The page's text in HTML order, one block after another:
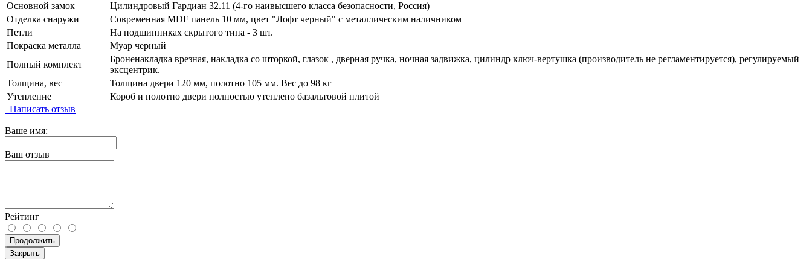
Основной замок
Цилиндровый Гардиан 32.11 (4-го наивысшего класса безопасности, Россия)
Отделка снаружи
Современная MDF панель 10 мм, цвет "Лофт черный" с металлическим наличником
Петли
На подшипниках скрытого типа - 3 шт.
Покраска металла
Муар черный
Полный комплект
Броненакладка врезная, накладка со шторкой, глазок , дверная ручка, ночная задвижка, цилиндр ключ-вертушка (производитель не регламентируется), регулируемый
эксцентрик.
Толщина, вес
Толщина двери 120 мм, полотно 105 мм. Вес до 98 кг
Утепление
Короб и полотно двери полностью утеплено базальтовой плитой
Написать отзыв
Ваше имя:
Ваш отзыв
Рейтинг
Продолжить
Закрыть